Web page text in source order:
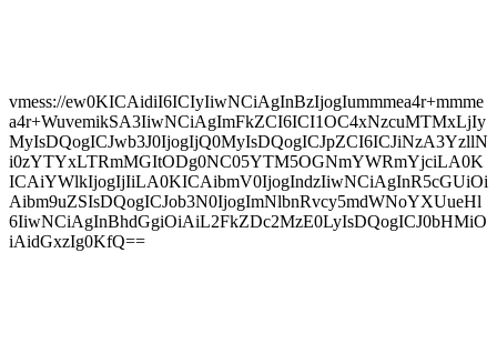
vmess://ew0KICAidiI6ICIyIiwNCiAgInBzIjogIummmea4r+mmme
a4r+WuvemikSA3IiwNCiAgImFkZCI6ICI1OC4xNzcuMTMxLjIy
MyIsDQogICJwb3J0IjogIjQ0MyIsDQogICJpZCI6ICJiNzA3YzllN
i0zYTYxLTRmMGItODg0NC05YTM5OGNmYWRmYjciLA0K
ICAiYWlkIjogIjIiLA0KICAibmV0IjogIndzIiwNCiAgInR5cGUiOi
Aibm9uZSIsDQogICJob3N0IjogImNlbnRvcy5mdWNoYXUueHl
6IiwNCiAgInBhdGgiOiAiL2FkZDc2MzE0LyIsDQogICJ0bHMiO
iAidGxzIg0KfQ==